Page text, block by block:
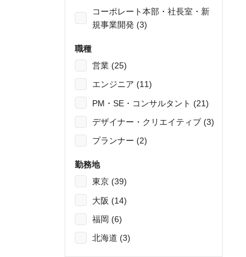
コーポレート本部・社長室・新
規事業開発 (3)
職種
営業 (25)
エンジニア (11)
PM・SE・コンサルタント (21)
デザイナー・クリエイティブ (3)
プランナー (2)
勤務地
東京 (39)
大阪 (14)
福岡 (6)
北海道 (3)